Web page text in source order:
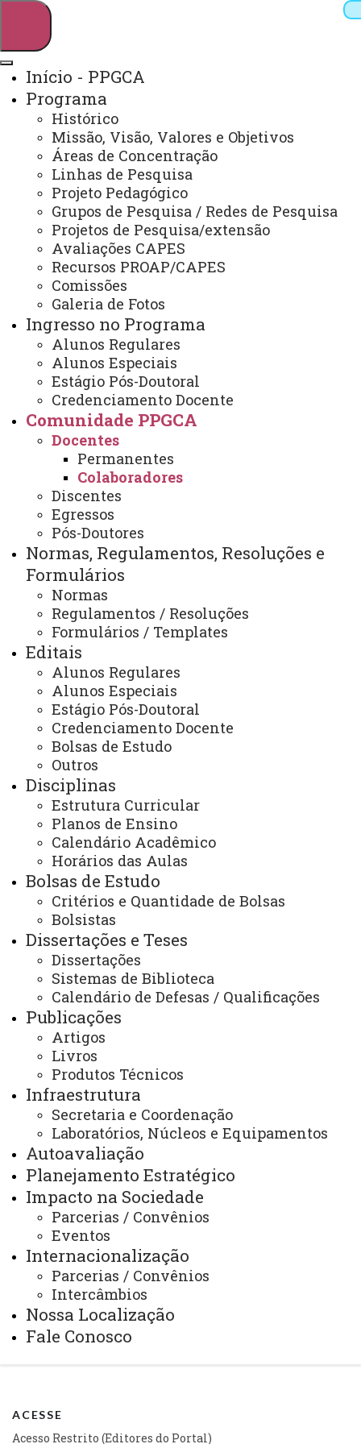
Webmail Sistemas
Arquivo Virtual
Campus
Início - PPGCA
Programa
Histórico
Missão, Visão, Valores e Objetivos
Áreas de Concentração
Linhas de Pesquisa
Projeto Pedagógico
Grupos de Pesquisa / Redes de Pesquisa
Projetos de Pesquisa/extensão
Avaliações CAPES
Recursos PROAP/CAPES
Comissões
Galeria de Fotos
Ingresso no Programa
Alunos Regulares
Alunos Especiais
Estágio Pós-Doutoral
Credenciamento Docente
Comunidade PPGCA
Docentes
Permanentes
Colaboradores
Discentes
Egressos
Pós-Doutores
Normas, Regulamentos, Resoluções e
Formulários
Normas
Regulamentos / Resoluções
Formulários / Templates
Editais
Alunos Regulares
Alunos Especiais
Estágio Pós-Doutoral
Credenciamento Docente
Bolsas de Estudo
Outros
Disciplinas
Estrutura Curricular
Planos de Ensino
Calendário Acadêmico
Horários das Aulas
Bolsas de Estudo
Critérios e Quantidade de Bolsas
Bolsistas
Dissertações e Teses
Dissertações
Sistemas de Biblioteca
Calendário de Defesas / Qualificações
Publicações
Artigos
Livros
Produtos Técnicos
Infraestrutura
Secretaria e Coordenação
Laboratórios, Núcleos e Equipamentos
Autoavaliação
Planejamento Estratégico
Impacto na Sociedade
Parcerias / Convênios
Eventos
Internacionalização
Parcerias / Convênios
Intercâmbios
Nossa Localização
Fale Conosco
Mestrado em Ciências Ambientais
Colaboradores
Fabíola Tomassoni
Doutorado: Engenharia Ambiental
Instituição: Universidade Federal de Santa Catarina
Ano: 2019
Linha de pesquisa: Tecnologias aplicadas ao meio
ambiente
e-mail:fabiola_tomassoni@hotmail.com
Lattes:
http://lattes.cnpq.br/6863686643353753
Valderi Pacheco dos Santos
Doutorado (ÁREA): Ciências: Físico-Química
Instituição: USP - São Carlos
Ano conclusão: 2005
Linha de Pesquisa: Tecnologias aplicadas ao Meio
Ambiente.
O Docente colaborador não tem disponibilidade
de orientação
e-mail:valderi.santos@unioeste.br
ATUALIZAÇÃO MAIS RECENTE: 24 DE ABRIL DE
ACESSOS: 3811
Segunda à sexta
13:00 às 17:00
E-mail/Redes Sociais:
toledo.mestradoambientais@unioeste.br
www.facebook.com/ppgca.unioeste
ppgca_unioeste/
Você está aqui:Unioeste
PPGCA - Programa de Pós-graduação em Ciências
Ambientais
Comunidade PPGCA
ACESSE
Acesso Restrito (Editores do Portal)